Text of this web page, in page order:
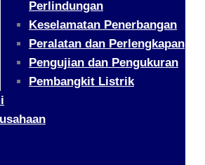
Perlindungan
Keselamatan Penerbangan
Peralatan dan Perlengkapan
Pengujian dan Pengukuran
Pembangkit Listrik